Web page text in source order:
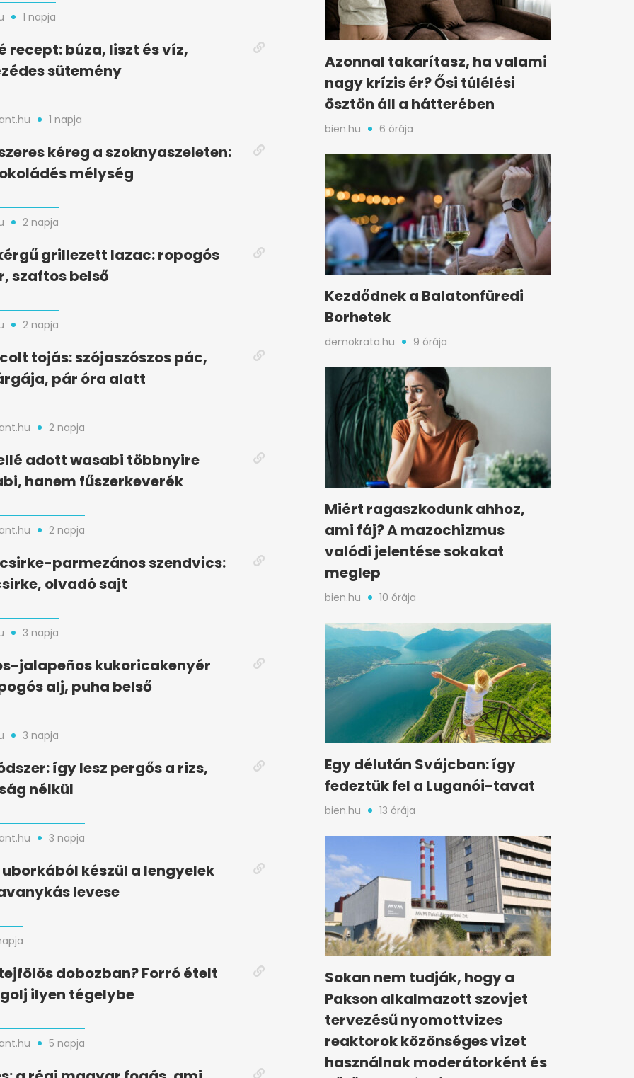
1 napja
recept: búza, liszt és víz,
sütemény
1 napja
kéreg a szoknyaszeleten:
mélység
2 napja
grillezett lazac: ropogós
szaftos belső
2 napja
tojás: szójaszószos pác,
pár óra alatt
2 napja
adott wasabi többnyire
hanem fűszerkeverék
2 napja
parmezános szendvics:
olvadó sajt
3 napja
jalapeños kukoricakenyér
alj, puha belső
3 napja
így lesz pergős a rizs,
nélkül
3 napja
készül a lengyelek
levese
dobozban? Forró ételt
ilyen tégelybe
5 napja
Azonnal takarítasz, ha valami
nagy krízis ér? Ősi túlélési
ösztön áll a hátterében
bien.hu 6 órája
Kezdődnek a Balatonfüredi
Borhetek
demokrata.hu 9 órája
Miért ragaszkodunk ahhoz,
ami fáj? A mazochizmus
valódi jelentése sokakat
meglep
bien.hu 10 órája
Egy délután Svájcban: így
fedeztük fel a Luganói-tavat
bien.hu 13 órája
Sokan nem tudják, hogy a
Pakson alkalmazott szovjet
tervezésű nyomottvizes
reaktorok közönséges vizet
használnak moderátorként és